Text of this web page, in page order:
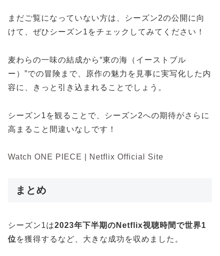
まだご覧になっていない方は、シーズン2の公開に向
けて、ぜひシーズン1をチェックしてみてください！
麦わらの一味の結成から“東の海（イーストブル
ー）”での冒険まで、原作の魅力を見事に実写化した内
容に、きっと引き込まれることでしょう。
シーズン1を観ることで、シーズン2への期待がさらに
高まること間違いなしです！
Watch ONE PIECE | Netflix Official Site
まとめ
シーズン1は2023年下半期のNetflix視聴時間で世界1
位を獲得するなど、大きな成功を収めました。